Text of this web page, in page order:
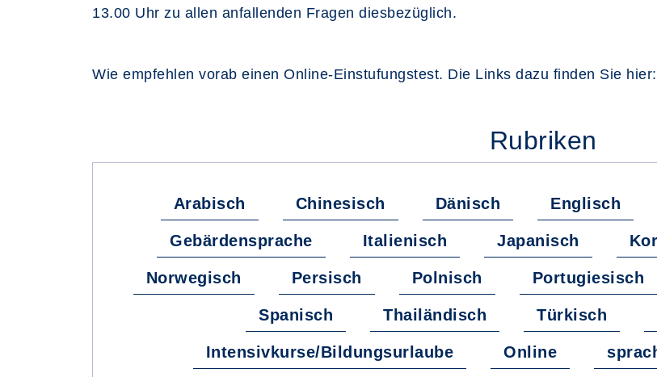
13.00 Uhr zu allen anfallenden Fragen diesbezüglich.
Wie empfehlen vorab einen Online-Einstufungstest. Die Links dazu finden Sie hier:
Rubriken
Arabisch Chinesisch Dänisch Englisch
Gebärdensprache Italienisch Japanisch
Norwegisch Persisch Polnisch Portugiesisch
Spanisch Thailändisch Türkisch
Intensivkurse/Bildungsurlaube Online